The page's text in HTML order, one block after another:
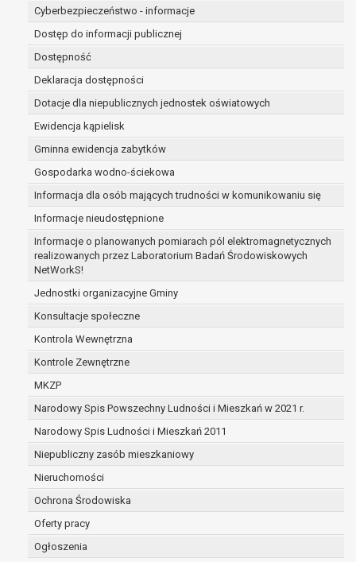
Cyberbezpieczeństwo - informacje
Dostęp do informacji publicznej
Dostępność
Deklaracja dostępności
Dotacje dla niepublicznych jednostek oświatowych
Ewidencja kąpielisk
Gminna ewidencja zabytków
Gospodarka wodno-ściekowa
Informacja dla osób mających trudności w komunikowaniu się
Informacje nieudostępnione
Informacje o planowanych pomiarach pól elektromagnetycznych
realizowanych przez Laboratorium Badań Środowiskowych
NetWorkS!
Jednostki organizacyjne Gminy
Konsultacje społeczne
Kontrola Wewnętrzna
Kontrole Zewnętrzne
MKZP
Narodowy Spis Powszechny Ludności i Mieszkań w 2021 r.
Narodowy Spis Ludności i Mieszkań 2011
Niepubliczny zasób mieszkaniowy
Nieruchomości
Ochrona Środowiska
Oferty pracy
Ogłoszenia
zostały zebrane oraz zgodnie z terminami
archiwizacji określonymi przez przepisy prawa
powszechnie obowiązującego.
W przypadku, gdy dane osobowe przetwarzane są
na podstawie zgody osoby, której dane dotyczą
przetwarzanie odbywa się do czasu wycofania tej
zgody.
W przypadku, gdy dane osobowe przetwarzane są
w celu zawarcia i realizacji umowy przetwarzanie
odbywa się przez okres niezbędny do realizacji
zawartej umowy, a po tym czasie w zakresie
wymaganym przez przepisy prawa lub dla
zabezpieczenia ewentualnych roszczeń, a w
przypadku wyrażenia zgody na przetwarzanie
danych po zakończeniu i rozliczeniu umowy, do
czasu wycofania tej zgody.
Ponadto w przypadku umów o dofinansowanie
dane osobowe od momentu pozyskania
przechowywane są przez okres wynikający z
umowy o dofinansowanie zawartej między
beneficjentem a określoną instytucją, trwałości
danego projektu i konieczności zachowania
dokumentacji projektu do celów kontrolnych.
W związku z przetwarzaniem przez
administratora danych osobowych przysługuje
Pani/Panu:
prawo dostępu do treści danych oraz
otrzymywania ich kopii na podstawie art. 15
RODO;
podstawie art. 16 RODO,